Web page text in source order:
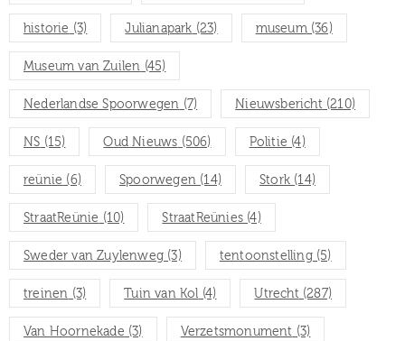
historie (3) Julianapark (23) museum(36)
Museum van Zuilen (45)
Nederlandse Spoorwegen (7) Nieuwsbericht(210)
NS (15) Oud Nieuws (506) Politie (4)
reünie (6) Spoorwegen (14) Stork (14)
StraatReünie (10) StraatReünies (4)
Sweder van Zuylenweg (3) tentoonstelling(5)
treinen (3) Tuin van Kol (4) Utrecht(287)
Van Hoornekade (3) Verzetsmonument (3)